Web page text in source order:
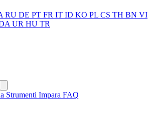
RU DE PT FR IT ID KO PL CS TH BN VI
UR HU TR
Strumenti Impara FAQ